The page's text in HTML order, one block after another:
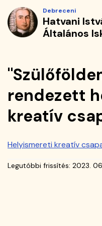
címmel
helyismereti
kreatív
Hatvani
István
Ugrás
tartalomra
Debreceni
Hatvani
Általános
rendezett
kreatív
Helyismereti kreatív
Legutóbbi frissítés: 2023.